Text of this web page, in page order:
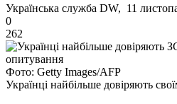
Українська служба DW, 11
0
262
Фото: Getty Images/AFP
Українці найбільше довіряють